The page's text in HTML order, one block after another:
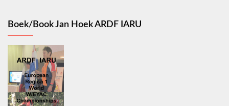
Boek/Book Jan Hoek ARDF IARU